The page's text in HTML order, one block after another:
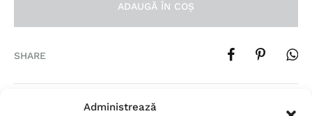
Administrează
ADAUGĂ ÎN COȘ
SHARE
NU SE APLICĂ